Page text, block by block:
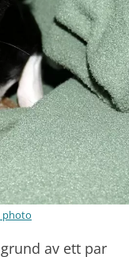
photo
av ett par